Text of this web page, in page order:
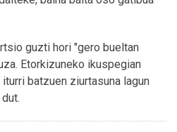
guzti hori "gero bueltan
Etorkizuneko ikuspegian
batzuen ziurtasuna lagun